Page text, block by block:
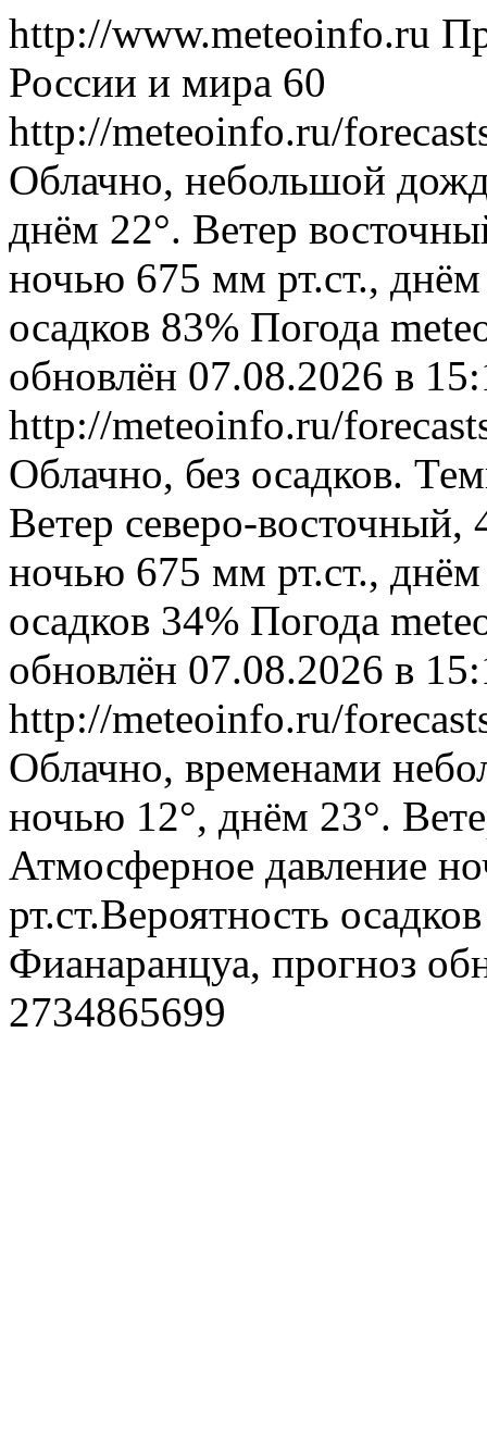
http://www.meteoinfo.ru
России и мира 60
http://meteoinfo.ru/
Облачно, небольшой
днём 22°. Ветер
ночью 675 мм рт.ст.,
осадков 83% Погода
обновлён 07.08.2026 в
http://meteoinfo.ru/
Облачно, без осадков.
Ветер северо-
ночью 675 мм рт.ст.,
осадков 34% Погода
обновлён 07.08.2026 в
http://meteoinfo.ru/
Облачно, временами
ночью 12°, днём 23°.
Атмосферное давление
рт.ст.Вероятность
Фианаранцуа, прогноз
2734865699